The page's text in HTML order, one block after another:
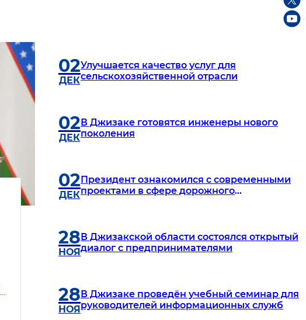
02
ДЕК
Улучшается качество услуг для
сельскохозяйственной отрасли
02
ДЕК
В Джизаке готовятся инженеры нового
поколения
02
ДЕК
Президент ознакомился с современными
проектами в сфере дорожного
28
НОЯ
В Джизакской области состоялся открытый
диалог с предпринимателями
28
НОЯ
В Джизаке проведён учебный семинар для
руководителей информационных служб